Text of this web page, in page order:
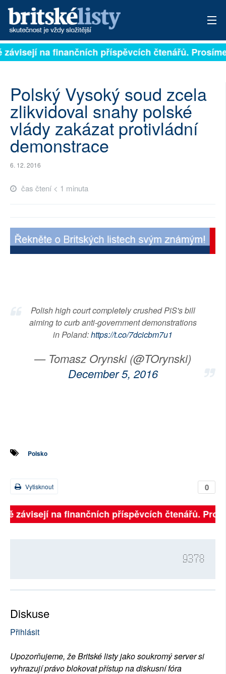
PŘIHLÁSIT
ARCHIV
ROZHOVORY
TÉMATA
NEJČTENĚJŠÍ ZA 7 DNÍ
AUTOŘI
SOCIÁLNÍ SÍTĚ
na finančních příspěvcích čtenářů.
Polský Vysoký soud zcela
zlikvidoval snahy polské
vlády zakázat protivládní
demonstrace
6. 12. 2016
čas čtení < 1 minuta
Polish high court completely crushed PiS's bill
aiming to curb anti-government demonstrations
in Poland:https://t.co/7dcicbm7u1
— Tomasz Orynski (@TOrynski)
December 5, 2016
Polsko
0
Vytisknout
závisejí na finančních příspěvcích čtenářů.
9378
Diskuse
Přihlásit
Upozorňujeme, že Britské listy jako soukromý server si
vyhrazují právo blokovat přístup na diskusní fóra